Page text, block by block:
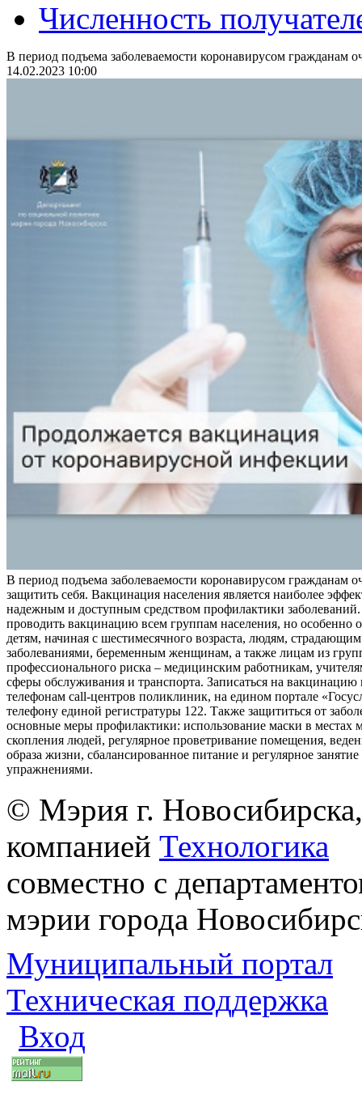
Численность
В период подъема заболеваемости коронавирусом гражданам
14.02.2023 10:00
В период подъема заболеваемости коронавирусом гражданам
защитить себя. Вакцинация населения является наиболее
надежным и доступным средством профилактики заболеваний.
проводить вакцинацию всем группам населения, но особенно
детям, начиная с шестимесячного возраста, людям,
заболеваниями, беременным женщинам, а также лицам из
профессионального риска – медицинским работникам,
сферы обслуживания и транспорта. Записаться на
телефонам call-центров поликлиник, на едином портале
телефону единой регистратуры 122. Также защититься от
основные меры профилактики: использование маски в местах
скопления людей, регулярное проветривание помещения,
образа жизни, сбалансированное питание и регулярное
упражнениями.
© Мэрия г.
компанией Технологика
совместно с
мэрии города
Муниципальный портал
Техническая поддержка
Вход